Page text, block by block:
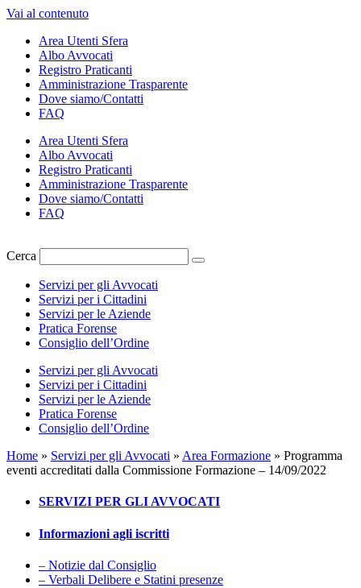
Vai al contenuto
Area Utenti Sfera
Albo Avvocati
Registro Praticanti
Amministrazione Trasparente
Dove siamo/Contatti
FAQ
Area Utenti Sfera
Albo Avvocati
Registro Praticanti
Amministrazione Trasparente
Dove siamo/Contatti
FAQ
Cerca
Servizi per gli Avvocati
Servizi per i Cittadini
Servizi per le Aziende
Pratica Forense
Consiglio dell’Ordine
Servizi per gli Avvocati
Servizi per i Cittadini
Servizi per le Aziende
Pratica Forense
Consiglio dell’Ordine
Home » Servizi per gli Avvocati » Area Formazione » Programma
eventi accreditati dalla Commissione Formazione – 14/09/2022
SERVIZI PER GLI AVVOCATI
Informazioni agli iscritti
– Notizie dal Consiglio
– Verbali Delibere e Statini presenze